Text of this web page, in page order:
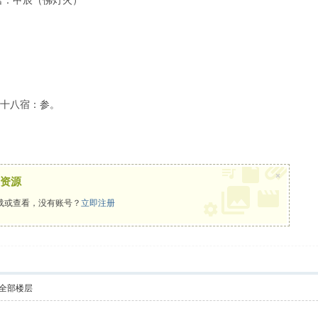
八宿：参。
源
查看，没有账号？ 立即注册
×
部楼层